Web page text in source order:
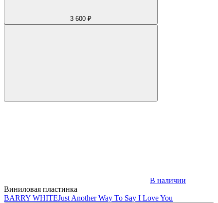
3 600 ₽
В наличии
Виниловая пластинка
BARRY WHITEJust Another Way To Say I Love You